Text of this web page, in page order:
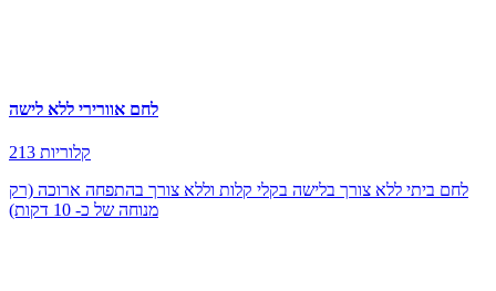
לחם אוורירי ללא לישה
213 קלוריות
לחם ביתי ללא צורך בלישה בקלי קלות וללא צורך בהתפחה ארוכה (רק
מנוחה של כ- 10 דקות)